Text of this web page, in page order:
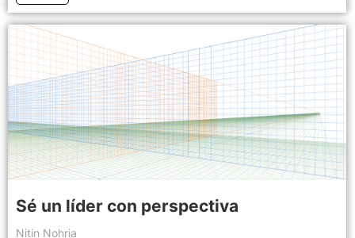
Sé un líder con perspectiva
Nitin Nohria